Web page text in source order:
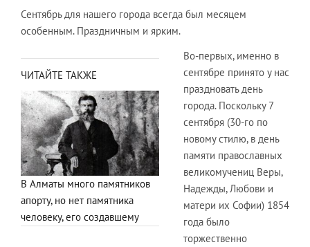
Сентябрь для нашего города всегда был месяцем
особенным. Праздничным и ярким.
ЧИТАЙТЕ ТАКЖЕ
В Алматы много памятников
апорту, но нет памятника
человеку, его создавшему
Во-первых, именно в
сентябре принято у нас
праздновать день
города. Поскольку 7
сентября (30-го по
новому стилю, в день
памяти православных
великомучениц Веры,
Надежды, Любови и
матери их Софии) 1854
года было
торжественно